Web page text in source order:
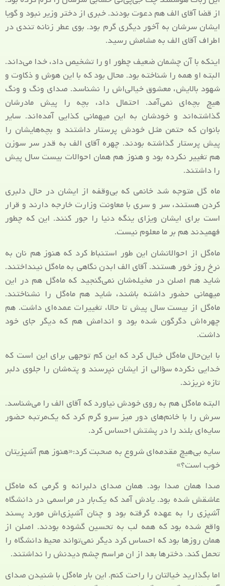
از قضا آقای الف هم دعوت بودند. خبری از دختر وزیر نبود و گویا
ایشان سرشان به آخور دیگری گرم بود. بوی عطر زنانه تندی در
اطراف آقای الف به مشامش رسید.
اینکه با آن چشمان ضعیف چطور او را تشخیص داد، خدا می‌داند.
البته او همه را شناخته بود. محال بود که با این هوش و ذکاوت و
شهود بالایش، معشوق خیالی‌اش را نشناسد. صدای ونگ و ونگ
هیچ بچه‌ای نمی‌آمد. احتمال داد، بچه را پیش مادرشان
گذاشته‌اند و خودشان به این میهمانی کذایی آمده‌اند. سایر
بانوان که حتمن مثل خودش پرستار داشتند و بچه‌هایشان را
پیش پرستار گذاشته بودند. چهره‌ آقای الف به قدر سر سوزن
هم تغییر نکرده بود و هنوز هم همان احوالات بیست سال پیش
را داشتند.
ماه گل متوجه شد خانمی که بی‌وقفه از ایشان در حال دلبری
کردن هستند، سر و سری با معاونت وزارت خارجه دارند و قرار
است برای ایشان ویزای ینگه دنیا را جور کنند. این که چطور
فهمیدند هم بر ما معلوم نیست.
ماه‌گل از احوالاتشان این طور استنباط کرد که هنوز هم نان به
نرخ روز خور هستند. آقای الف ابدن نگاهی به ماه‌گل نینداختند.
شاید هم اصلن در مخیله‌شان نمی‌گنجید که ماه‌گل هم در این
میهمانی حضور داشته باشند، شاید هم ماه‌گل را نشناختند.
ماه‌گل از بیست سال پیش تا حالا، تغییرات عمده‌ای داشت. هم
چهره‌اش دگرگون شده بود و اندامش هم که دیگر جای خود
داشت.
با این‌حال ماه‌گل خیال کرد که این کم توجهی برای این است که
خدایی نکرده سؤالی از ایشان نپرسند و پته‌شان را جلوی دلبر
تازه نریزند.
البته ماه‌گل هم به روی خودش نیاورد که آقای الف را می‌شناسد.
سرش را با خانم‌های دور میز سرو گرم کرد که یک‌مرتبه حضور
سایه‌ای بلند را در پشتش احساس کرد.
سایه بی‌هیچ مقدمه‌ای شروع به صحبت کرد:«هنوز هم آشپزیتان
خوب است؟»
صدا همان صدا بود. همان صدای دلبرانه و گرمی که ماه‌گل
عاشقش شده بود. یادش آمد که یک‌بار در مراسمی در دانشگاه
آشپزی را به عهده گرفته بود و چنان آشپزی‌اش مورد پسند
واقع شده بود که همه لب به تحسین گشوده بودند. اصلن از
همان روزها بود که احساس کرد دیگر نمی‌تواند محیط دانشگاه را
تحمل کند. دخترها بعد از ان مراسم چشم دیدنش را نداشتند.
اما بگذارید خیالتان را راحت کنم. این بار ماه‌گل با شنیدن صدای